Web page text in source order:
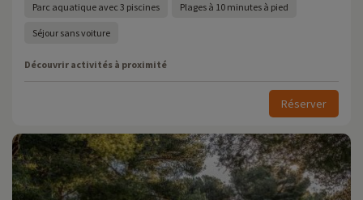
Parc aquatique avec 3 piscines Plages à 10 minutes à pied
Séjour sans voiture
Découvrir activités à proximité
Réserver